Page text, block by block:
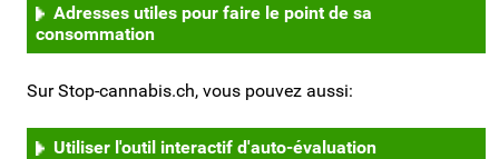
Adresses utiles pour faire le point de sa
consommation
Sur Stop-cannabis.ch, vous pouvez aussi:
Utiliser l'outil interactif d'auto-évaluation